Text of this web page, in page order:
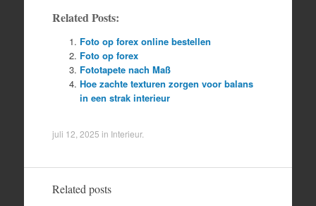
Related Posts:
Foto op forex online bestellen
Foto op forex
Fototapete nach Maß
Hoe zachte texturen zorgen voor balans
in een strak interieur
juli 12, 2025 in Interieur.
Related posts